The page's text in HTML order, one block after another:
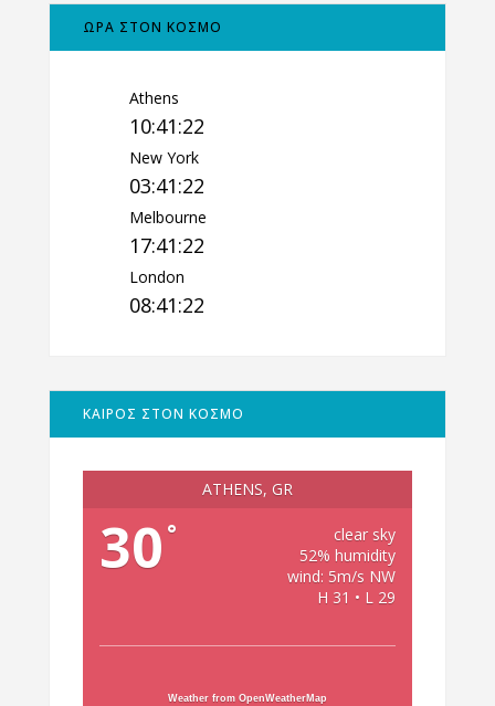
ΩΡΑ ΣΤΟΝ ΚΟΣΜΟ
Athens
10:41:23
New York
03:41:23
Melbourne
17:41:23
London
08:41:23
ΚΑΙΡΟΣ ΣΤΟΝ ΚΟΣΜΟ
ATHENS, GR
30 °
clear sky
52% humidity
wind: 5m/s NW
H 31 • L 29
Weather from OpenWeatherMap